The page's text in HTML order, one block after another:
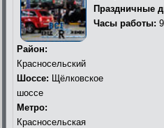
Праздничные
Часы работы:
Район:
Красносельский
Шоссе: Щёлковское
шоссе
Метро:
Красносельская